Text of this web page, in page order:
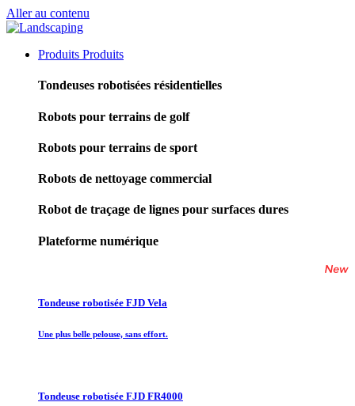
Aller au contenu
Produits Produits
Tondeuses robotisées résidentielles
Robots pour terrains de golf
Robots pour terrains de sport
Robots de nettoyage commercial
Robot de traçage de lignes pour surfaces dures
Plateforme numérique
Tondeuse robotisée FJD Vela
Une plus belle pelouse, sans effort.
Tondeuse robotisée FJD FR4000